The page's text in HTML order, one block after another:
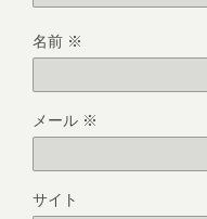
名前 ※
メール ※
サイト